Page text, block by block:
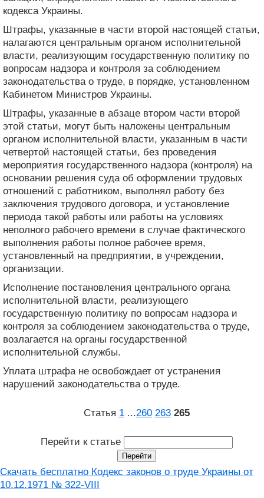
кодекса Украины.
Штрафы, указанные в части второй настоящей статьи,
налагаются центральным органом исполнительной
власти, реализующим государственную политику по
вопросам надзора и контроля за соблюдением
законодательства о труде, в порядке, установленном
Кабинетом Министров Украины.
Штрафы, указанные в абзаце втором части второй
этой статьи, могут быть наложены центральным
органом исполнительной власти, указанным в части
четвертой настоящей статьи, без проведения
мероприятия государственного надзора (контроля) на
основании решения суда об оформлении трудовых
отношений с работником, выполнял работу без
заключения трудового договора, и установление
периода такой работы или работы на условиях
неполного рабочего времени в случае фактического
выполнения работы полное рабочее время,
установленный на предприятии, в учреждении,
организации.
Исполнение постановления центрального органа
исполнительной власти, реализующего
государственную политику по вопросам надзора и
контроля за соблюдением законодательства о труде,
возлагается на органы государственной
исполнительной службы.
Уплата штрафа не освобождает от устранения
нарушений законодательства о труде.
Статья 1 ...260 263 265
Перейти к статье
Скачать бесплатно Кодекс законов о труде Украины от
10.12.1971 № 322-VIII